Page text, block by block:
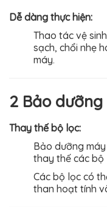
Dễ dàng thực hiện:
Thao tác vệ
sạch, chổi nhẹ
máy.
2 Bảo
Thay thế bộ lọc:
Bảo dưỡng
thay thế các bộ
Các bộ lọc có
than hoạt tính